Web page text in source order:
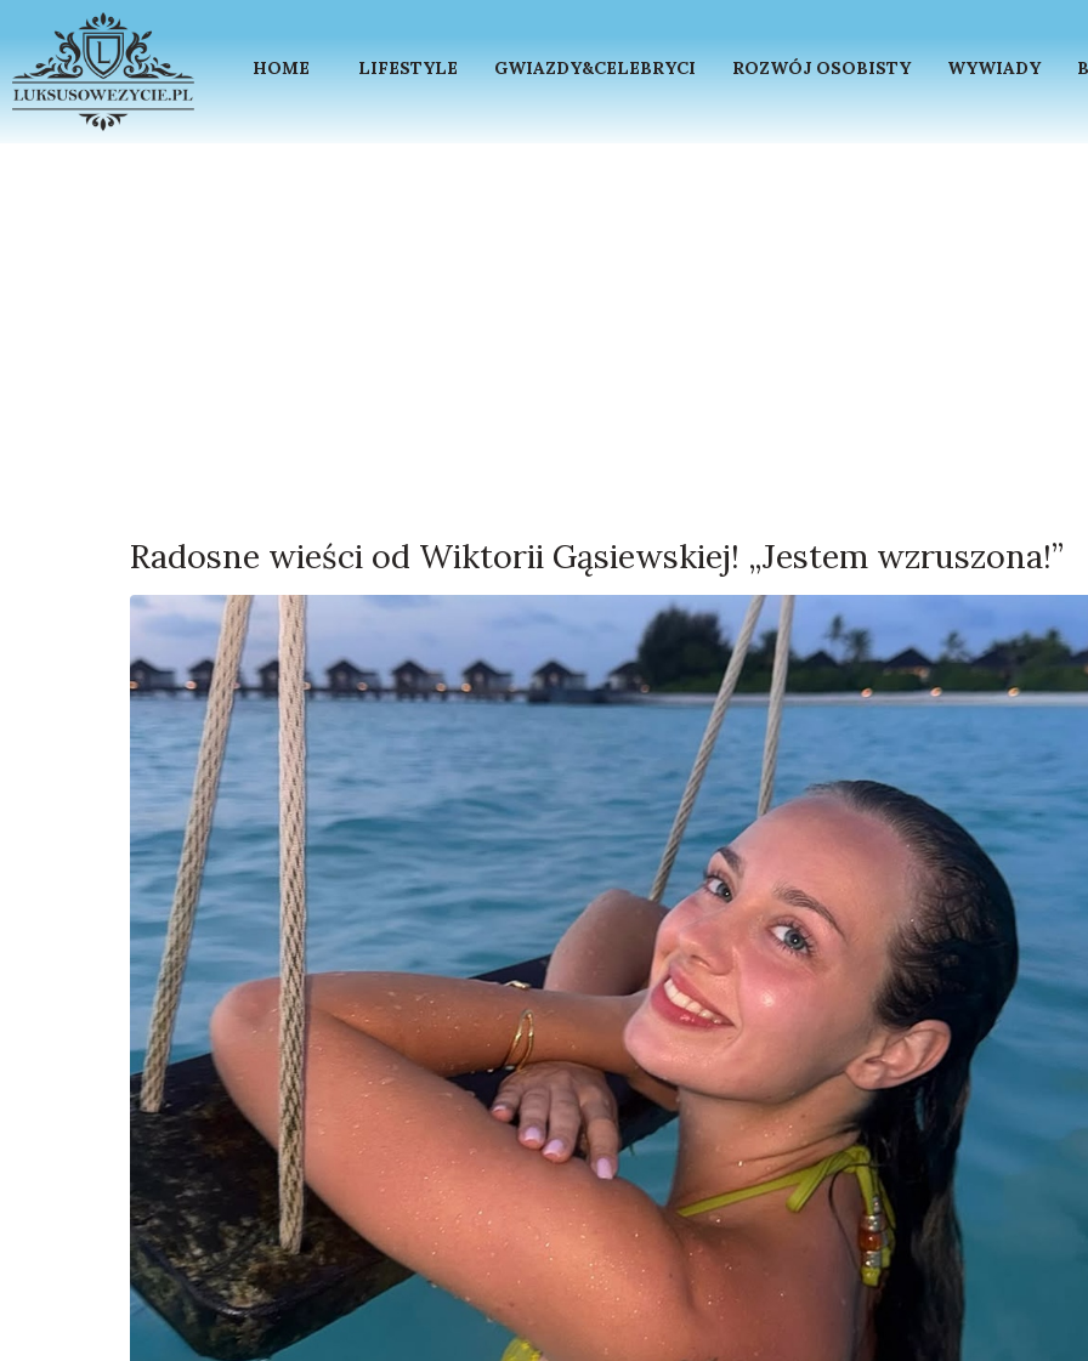
HOME LIFESTYLE GWIAZDY&CELEBRYCI ROZWÓJ OSOBISTY WYWIADY
Radosne wieści od Wiktorii Gąsiewskiej! „Jestem wzruszona!”